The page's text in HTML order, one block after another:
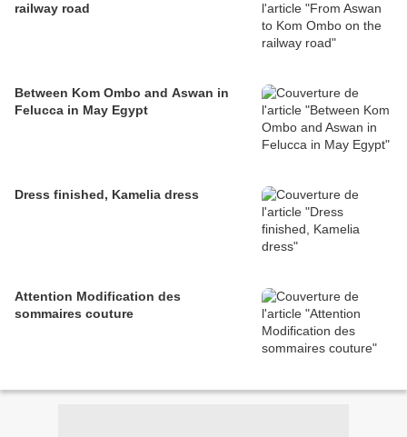
railway road
Between Kom Ombo and Aswan in
Felucca in May Egypt
Dress finished, Kamelia dress
Attention Modification des
sommaires couture